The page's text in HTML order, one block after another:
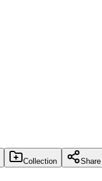
Collection Share